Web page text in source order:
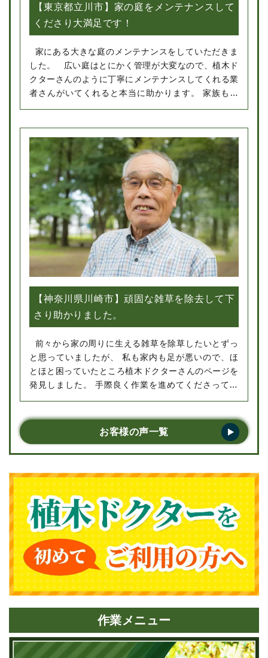
【東京都立川市】家の庭をメンテナンスして
くださり大満足です！
家にある大きな庭のメンテナンスをしていただきま
した。 広い庭はとにかく管理が大変なので、植木ド
クターさんのように丁寧にメンテナンスしてくれる業
者さんがいてくれると本当に助かります。 家族もと
【神奈川県川崎市】頑固な雑草を除去して下
さり助かりました。
前々から家の周りに生える雑草を除草したいとずっ
と思っていましたが、 私も家内も足が悪いので、ほ
とほと困っていたところ植木ドクターさんのページを
発見しました。 手際良く作業を進めてくださってい
る姿を見て、さすがプロだなと感心してしまいまし
た。また何かあったら是非またお願いしたいで
お客様の声一覧
作業メニュー